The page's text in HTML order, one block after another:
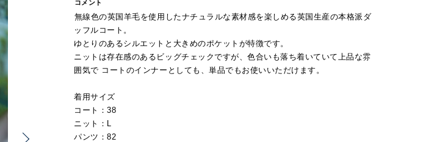
コメント
無線色の英国羊毛を使用したナチュラルな素材感を楽しめる英国生産の本格派ダ
ッフルコート。
ゆとりのあるシルエットと大きめのポケットが特徴です。
ニットは存在感のあるビッグチェックですが、色合いも落ち着いていて上品な雰
囲気で コートのインナーとしても、単品でもお使いいただけます。
着用サイズ
コート：38
ニット：L
パンツ：82